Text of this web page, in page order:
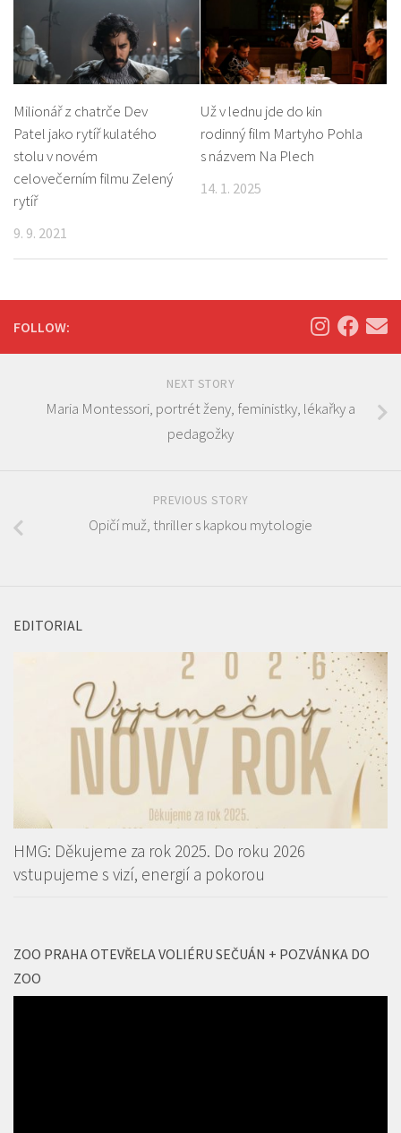
Milionář z chatrče Dev
Patel jako rytíř kulatého
stolu v novém
celovečerním filmu Zelený
rytíř
9. 9. 2021
Už v lednu jde do kin
rodinný film Martyho Pohla
s názvem Na Plech
14. 1. 2025
FOLLOW:
NEXT STORY
Maria Montessori, portrét ženy, feministky, lékařky a
pedagožky
PREVIOUS STORY
Opičí muž, thriller s kapkou mytologie
EDITORIAL
HMG: Děkujeme za rok 2025. Do roku 2026
vstupujeme s vizí, energií a pokorou
ZOO PRAHA OTEVŘELA VOLIÉRU SEČUÁN + POZVÁNKA DO
ZOO